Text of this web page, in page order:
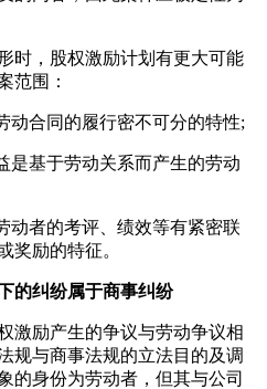
，股权激励计划有更大可能
范围：
合同的履行密不可分的特性;
基于劳动关系而产生的劳动
者的考评、绩效等有紧密联
奖励的特征。
的纠纷属于商事纠纷
励产生的争议与劳动争议相
规与商事法规的立法目的及调
的身份为劳动者，但其与公司